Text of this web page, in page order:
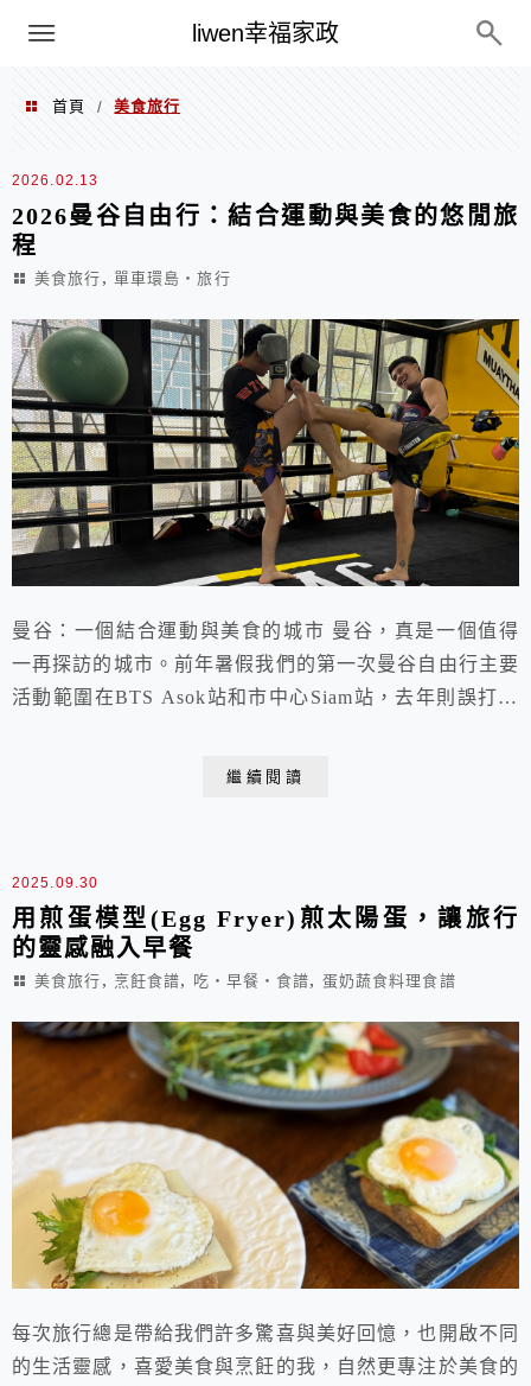
liwen幸福家政
menu
首頁 / 美食旅行
美食旅行
2026.02.13
2026曼谷自由行：結合運動與美食的悠閒旅
程
美食旅行 , 單車環島‧旅行
曼谷：一個結合運動與美食的城市 曼谷，真是一個值得
一再探訪的城市。前年暑假我們的第一次曼谷自由行主要
活動範圍在BTS Asok站和市中心Siam站，去年則誤打誤
繼續閱讀
2025.09.30
用煎蛋模型(Egg Fryer)煎太陽蛋，讓旅行
的靈感融入早餐
美食旅行 , 烹飪食譜, 吃‧早餐‧食譜, 蛋奶蔬食料理食譜
每次旅行總是帶給我們許多驚喜與美好回憶，也開啟不同
的生活靈感，喜愛美食與烹飪的我，自然更專注於美食的